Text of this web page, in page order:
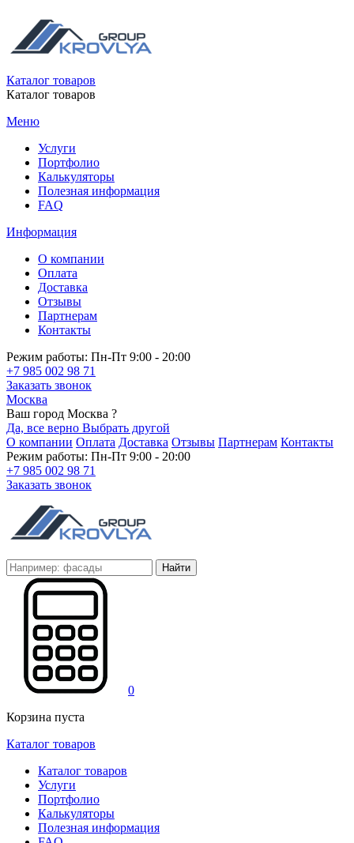
Каталог товаров
Каталог товаров
Меню
Услуги
Портфолио
Калькуляторы
Полезная информация
FAQ
Информация
О компании
Оплата
Доставка
Отзывы
Партнерам
Контакты
Режим работы: Пн-Пт 9:00 - 20:00
+7 985 002 98 71
Заказать звонок
Москва
Ваш город Москва ?
Да, все верно Выбрать другой
О компании Оплата Доставка Отзывы Партнерам Контакты
Режим работы: Пн-Пт 9:00 - 20:00
+7 985 002 98 71
Заказать звонок
Найти
0
Корзина пуста
Каталог товаров
Каталог товаров
Услуги
Портфолио
Калькуляторы
Полезная информация